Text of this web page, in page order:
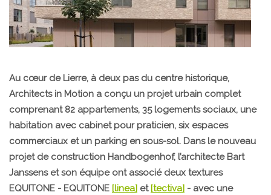
Au cœur de Lierre, à deux pas du centre historique,
Architects in Motion a conçu un projet urbain complet
comprenant 82 appartements, 35 logements sociaux, une
habitation avec cabinet pour praticien, six espaces
commerciaux et un parking en sous-sol. Dans le nouveau
projet de construction Handbogenhof, l’architecte Bart
Janssens et son équipe ont associé deux textures
EQUITONE - EQUITONE [linea] et [tectiva] - avec une